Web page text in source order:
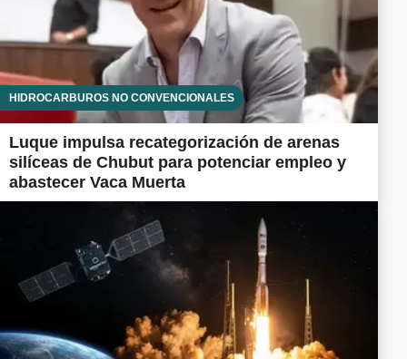
HIDROCARBUROS NO CONVENCIONALES
Luque impulsa recategorización de arenas
silíceas de Chubut para potenciar empleo y
abastecer Vaca Muerta